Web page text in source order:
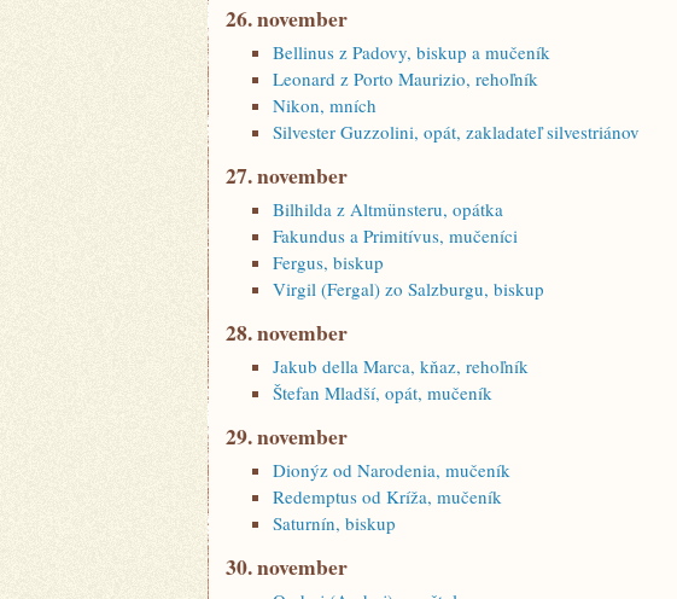
26. november
Bellinus z Padovy, biskup a mučeník
Leonard z Porto Maurizio, rehoľník
Nikon, mních
Silvester Guzzolini, opát, zakladateľ silvestriánov
27. november
Bilhilda z Altmünsteru, opátka
Fakundus a Primitívus, mučeníci
Fergus, biskup
Virgil (Fergal) zo Salzburgu, biskup
28. november
Jakub della Marca, kňaz, rehoľník
Štefan Mladší, opát, mučeník
29. november
Dionýz od Narodenia, mučeník
Redemptus od Kríža, mučeník
Saturnín, biskup
30. november